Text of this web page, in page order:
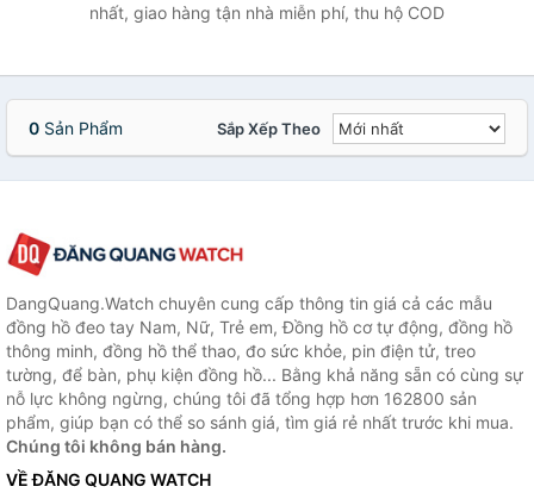
nhất, giao hàng tận nhà miễn phí, thu hộ COD
0 Sản Phẩm Sắp Xếp Theo
DangQuang.Watch chuyên cung cấp thông tin giá cả các mẫu
đồng hồ đeo tay Nam, Nữ, Trẻ em, Đồng hồ cơ tự động, đồng hồ
thông minh, đồng hồ thể thao, đo sức khỏe, pin điện tử, treo
tường, để bàn, phụ kiện đồng hồ... Bằng khả năng sẵn có cùng sự
nỗ lực không ngừng, chúng tôi đã tổng hợp hơn 162800 sản
phẩm, giúp bạn có thể so sánh giá, tìm giá rẻ nhất trước khi mua.
Chúng tôi không bán hàng.
VỀ ĐĂNG QUANG WATCH